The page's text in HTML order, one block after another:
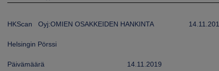
HKScan Oyj:OMIEN OSAKKEIDEN HANKINTA
Helsingin Pörssi
Päivämäärä
14.11.2019